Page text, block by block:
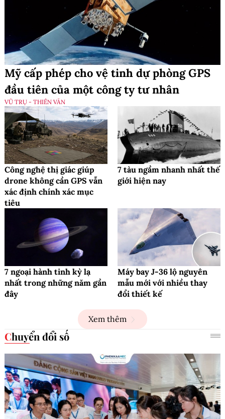
Mỹ cấp phép cho vệ tinh dự phòng GPS
đầu tiên của một công ty tư nhân
VŨ TRỤ - THIÊN VĂN
Công nghệ thị giác giúp
drone không cần GPS vẫn
xác định chính xác mục
tiêu
7 tàu ngầm nhanh nhất thế
giới hiện nay
7 ngoại hành tinh kỳ lạ
nhất trong những năm gần
đây
Máy bay J-36 lộ nguyên
mẫu mới với nhiều thay
đổi thiết kế
Xem thêm
Chuyển đổi số